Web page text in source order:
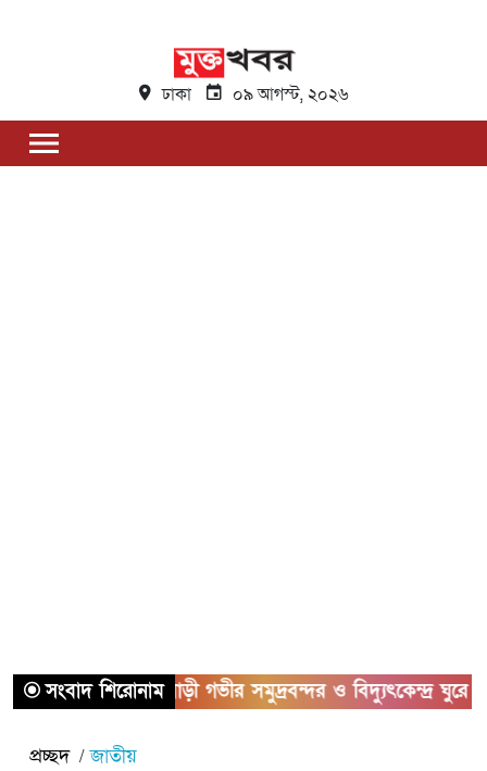
ঢাকা ০৯ আগস্ট, ২০২৬
সংবাদ শিরোনাম
মাতারবাড়ী গভীর সমুদ্রবন্দর ও বিদ্যুৎকেন্দ্র ঘুরে দেখলেন
প্রচ্ছদ জাতীয়